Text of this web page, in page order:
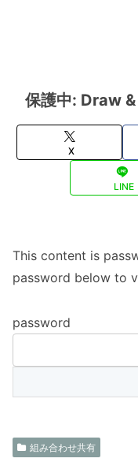
保護中: Draw
X
LINE
This content is
password below to
password
組み合わせ共有